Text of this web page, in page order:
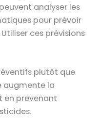
analyser les
pour prévoir
ces prévisions
plutôt que
augmente la
en prevenant